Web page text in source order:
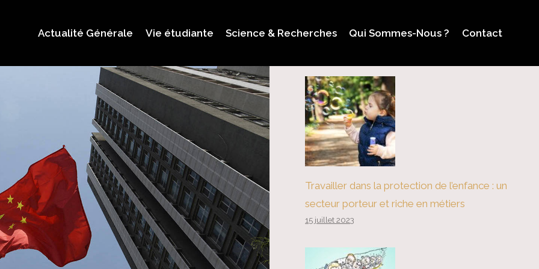
Actualité Générale Vie étudiante Science & Recherches Qui Sommes-Nous ? Contact
Travailler dans la protection de l’enfance : un
secteur porteur et riche en métiers
15 juillet 2023